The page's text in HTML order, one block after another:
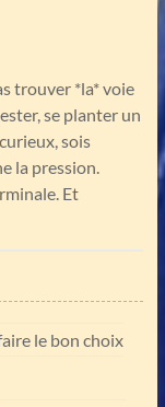
trouver *la* voie
se planter un
sois
la pression.
Et
le bon choix